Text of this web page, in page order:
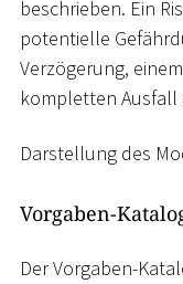
beschrieben. Ein
potentielle
Verzögerung,
kompletten Ausfall
Darstellung des
Vorgaben-
Der Vorgaben-